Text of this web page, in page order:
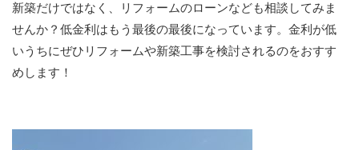
新築だけではなく、リフォームのローンなども相談してみま
せんか？低金利はもう最後の最後になっています。金利が低
いうちにぜひリフォームや新築工事を検討されるのをおすす
めします！